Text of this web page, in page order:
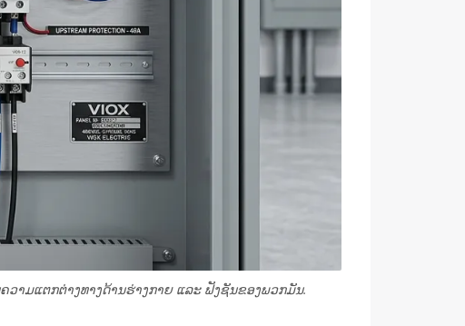
າມແຕກຕ່າງທາງດ້ານຮ່າງກາຍ ແລະ ຟັງຊັນຂອງພວກມັນ.